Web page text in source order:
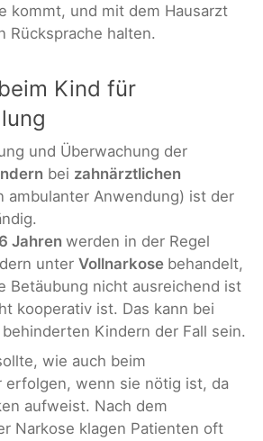
kommt, und mit dem Hausarzt
Rücksprache halten.
Kind für
und Überwachung der
bei zahnärztlichen
ambulanter Anwendung) ist der
Jahren werden in der Regel
unter Vollnarkose behandelt,
Betäubung nicht ausreichend ist
kooperativ ist. Das kann bei
Kindern der Fall sein.
wie auch beim
erfolgen, wenn sie nötig ist, da
aufweist. Nach dem
Narkose klagen Patienten oft